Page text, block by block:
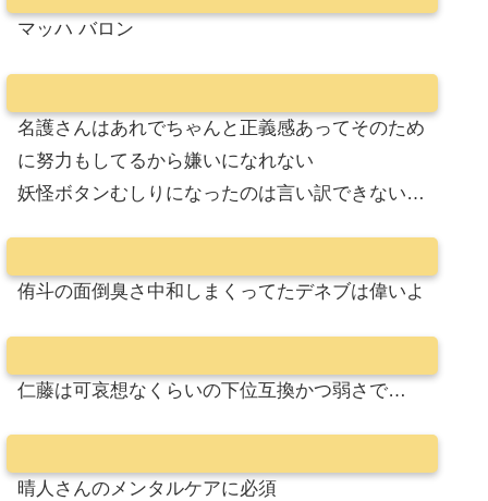
マッハ バロン
名護さんはあれでちゃんと正義感あってそのため
に努力もしてるから嫌いになれない
妖怪ボタンむしりになったのは言い訳できない…
侑斗の面倒臭さ中和しまくってたデネブは偉いよ
仁藤は可哀想なくらいの下位互換かつ弱さで…
晴人さんのメンタルケアに必須